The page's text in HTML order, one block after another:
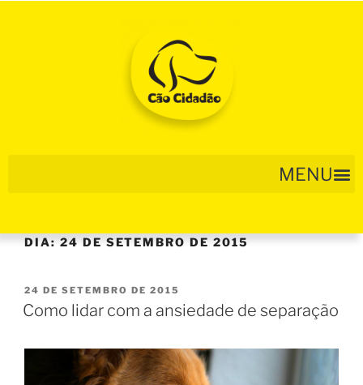
DIA:24 DE SETEMBRO DE 2015
24 DE SETEMBRO DE 2015
Como lidar com a ansiedade de separação